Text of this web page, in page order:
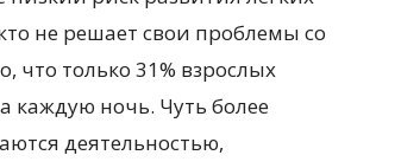
не решает свои проблемы со
что только 31% взрослых
каждую ночь. Чуть более
деятельностью,